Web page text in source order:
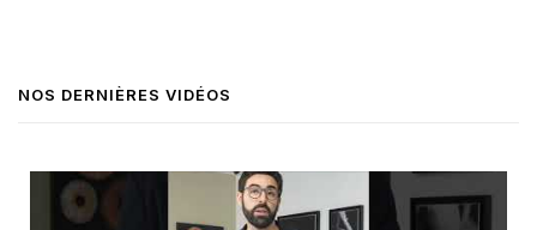
NOS DERNIÈRES VIDÉOS